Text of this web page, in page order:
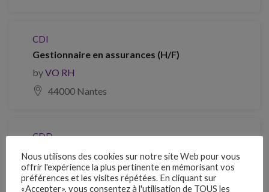
CDI
Gestionnaire en assurances (H/F)
byVO RH
44000 Nantes
CDD
Chargé / Chargée de produit en assurances
(11839) (H/F)
by VO RH
Nous utilisons des cookies sur notre site Web pour vous
offrir l'expérience la plus pertinente en mémorisant vos
préférences et les visites répétées. En cliquant sur
«Accepter», vous consentez à l'utilisation de TOUS les